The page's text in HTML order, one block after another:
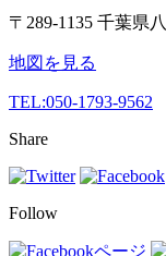
〒289-1135 千葉県
地図を見る
TEL:050-1793-9562
Share
Follow